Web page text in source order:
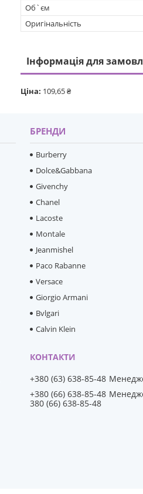
Об`єм
Оригінальність
Інформація для
Ціна: 109,65 ₴
БРЕНДИ
Burberry
Dolce&Gabbana
Givenchy
Chanel
Lacoste
Montale
Jeanmishel
Paco Rabanne
Versace
Giorgio Armani
Bvlgari
Calvin Klein
+380 (63) 638-85-48
+380 (66) 638-85-48
380 (66) 638-85-48